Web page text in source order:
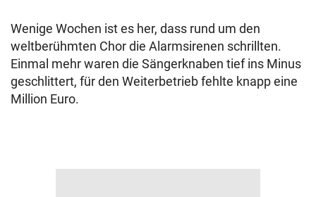
Wenige Wochen ist es her, dass rund um den
weltberühmten Chor die Alarmsirenen schrillten.
Einmal mehr waren die Sängerknaben tief ins Minus
geschlittert, für den Weiterbetrieb fehlte knapp eine
Million Euro.